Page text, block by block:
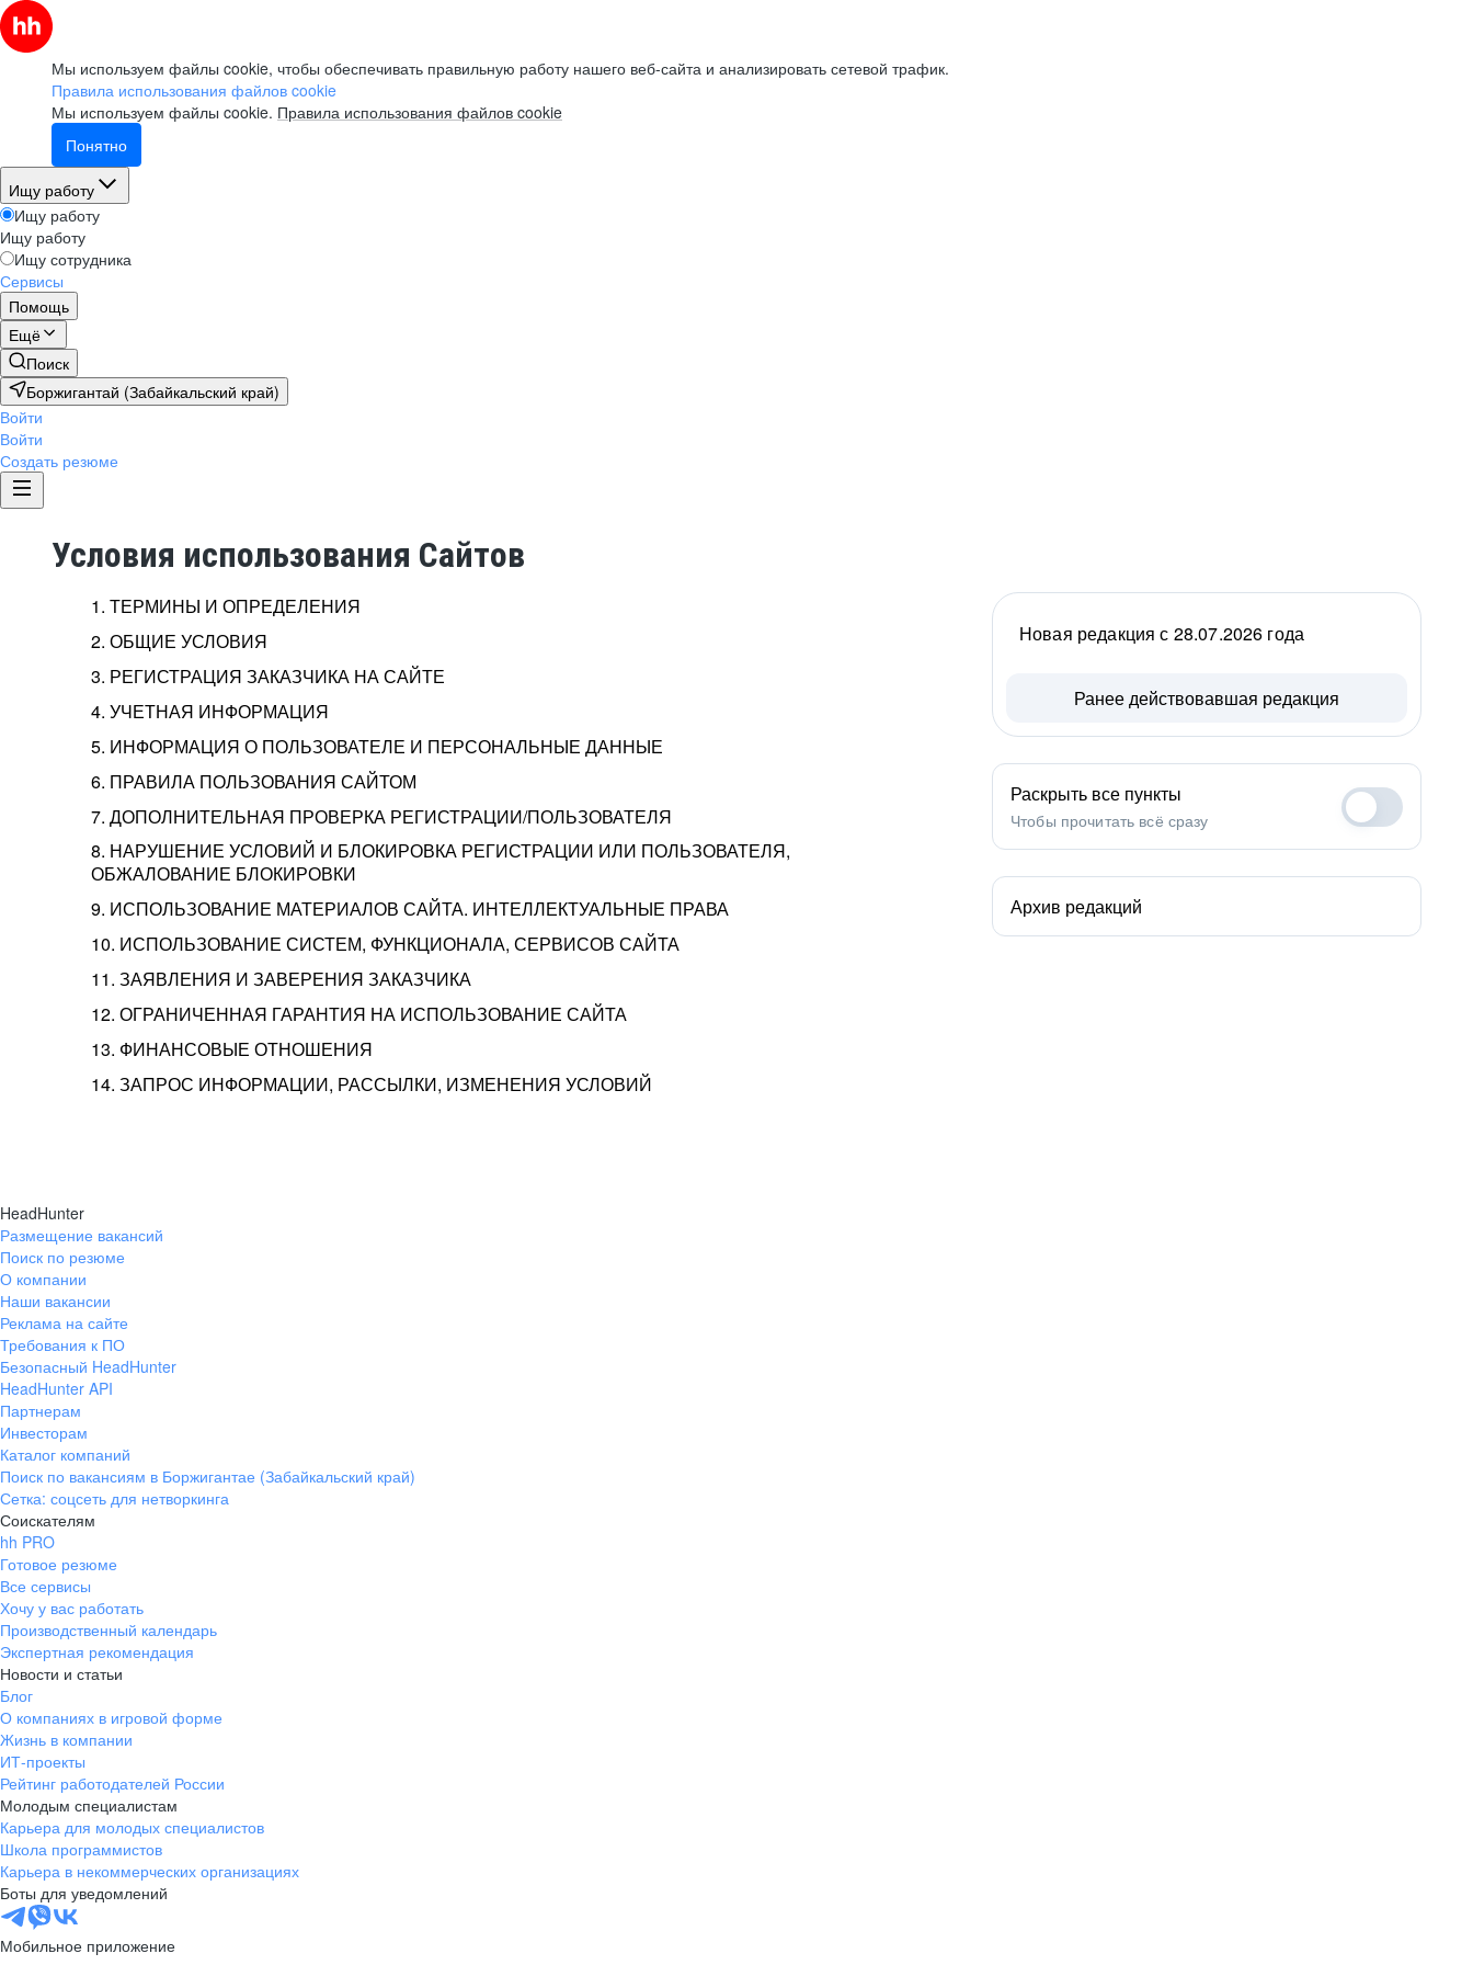
Мы используем файлы cookie, чтобы обеспечивать правильную работу нашего веб-сайта и анализировать сетевой трафик.
Правила использования файлов cookie
Мы используем файлы cookie. Правила использования файлов cookie
Понятно
Ищу работу
Ищу работу
Ищу работу
Ищу сотрудника
Сервисы
Помощь
Ещё
Поиск
Боржигантай (Забайкальский край)
Войти
Войти
Создать резюме
Условия использования Сайтов
1. ТЕРМИНЫ И ОПРЕДЕЛЕНИЯ
2. ОБЩИЕ УСЛОВИЯ
3. РЕГИСТРАЦИЯ ЗАКАЗЧИКА НА САЙТЕ
4. УЧЕТНАЯ ИНФОРМАЦИЯ
5. ИНФОРМАЦИЯ О ПОЛЬЗОВАТЕЛЕ И ПЕРСОНАЛЬНЫЕ ДАННЫЕ
6. ПРАВИЛА ПОЛЬЗОВАНИЯ САЙТОМ
7. ДОПОЛНИТЕЛЬНАЯ ПРОВЕРКА РЕГИСТРАЦИИ/ПОЛЬЗОВАТЕЛЯ
8. НАРУШЕНИЕ УСЛОВИЙ И БЛОКИРОВКА РЕГИСТРАЦИИ ИЛИ ПОЛЬЗОВАТЕЛЯ,
ОБЖАЛОВАНИЕ БЛОКИРОВКИ
9. ИСПОЛЬЗОВАНИЕ МАТЕРИАЛОВ САЙТА. ИНТЕЛЛЕКТУАЛЬНЫЕ ПРАВА
10. ИСПОЛЬЗОВАНИЕ СИСТЕМ, ФУНКЦИОНАЛА, СЕРВИСОВ САЙТА
11. ЗАЯВЛЕНИЯ И ЗАВЕРЕНИЯ ЗАКАЗЧИКА
12. ОГРАНИЧЕННАЯ ГАРАНТИЯ НА ИСПОЛЬЗОВАНИЕ САЙТА
13. ФИНАНСОВЫЕ ОТНОШЕНИЯ
14. ЗАПРОС ИНФОРМАЦИИ, РАССЫЛКИ, ИЗМЕНЕНИЯ УСЛОВИЙ
Новая редакция с 28.07.2026 года
Ранее действовавшая редакция
Раскрыть все пункты
Чтобы прочитать всё сразу
Архив редакций
HeadHunter
Размещение вакансий
Поиск по резюме
О компании
Наши вакансии
Реклама на сайте
Требования к ПО
Безопасный HeadHunter
HeadHunter API
Партнерам
Инвесторам
Каталог компаний
Поиск по вакансиям в Боржигантае (Забайкальский край)
Сетка: соцсеть для нетворкинга
Соискателям
hh PRO
Готовое резюме
Все сервисы
Хочу у вас работать
Производственный календарь
Экспертная рекомендация
Новости и статьи
Блог
О компаниях в игровой форме
Жизнь в компании
ИТ-проекты
Рейтинг работодателей России
Молодым специалистам
Карьера для молодых специалистов
Школа программистов
Карьера в некоммерческих организациях
Боты для уведомлений
Мобильное приложение